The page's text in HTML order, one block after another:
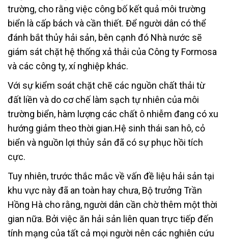
trường, cho rằng việc công bố kết quả môi trường
biển là cấp bách và cần thiết. Để người dân có thể
đánh bắt thủy hải sản, bên cạnh đó Nhà nước sẽ
giám sát chặt hệ thống xả thải của Công ty Formosa
và các công ty, xí nghiệp khác.
Với sự kiểm soát chặt chẽ các nguồn chất thải từ
đất liền và do cơ chế làm sạch tự nhiên của môi
trường biển, hàm lượng các chất ô nhiễm đang có xu
hướng giảm theo thời gian.Hệ sinh thái san hô, cỏ
biển và nguồn lợi thủy sản đã có sự phục hồi tích
cực.
Tuy nhiên, trước thắc mắc về vấn đề liệu hải sản tại
khu vực này đã an toàn hay chưa, Bộ trưởng Trần
Hồng Hà cho rằng, người dân cần chờ thêm một thời
gian nữa. Bởi việc ăn hải sản liên quan trực tiếp đến
tính mạng của tất cả mọi người nên các nghiên cứu